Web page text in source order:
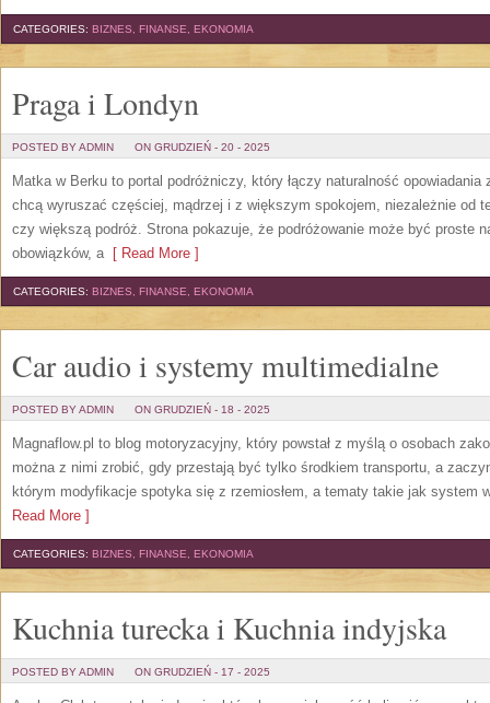
CATEGORIES: BIZNES, FINANSE, EKONOMIA
Praga i Londyn
POSTED BY ADMIN ON GRUDZIEŃ - 20 - 2025
Matka w Berku to portal podróżniczy, który łączy naturalność
chcą wyruszać częściej, mądrzej i z większym spokojem, niezależnie od
czy większą podróż. Strona pokazuje, że podróżowanie może być proste
obowiązków, a[ Read More ]
CATEGORIES: BIZNES, FINANSE, EKONOMIA
Car audio i systemy multimedialne
POSTED BY ADMIN ON GRUDZIEŃ - 18 - 2025
Magnaflow.pl to blog motoryzacyjny, który powstał z myślą o osobach
można z nimi zrobić, gdy przestają być tylko środkiem transportu, a
którym modyfikacje spotyka się z rzemiosłem, a tematy takie jak system
Read More ]
CATEGORIES: BIZNES, FINANSE, EKONOMIA
Kuchnia turecka i Kuchnia indyjska
POSTED BY ADMIN ON GRUDZIEŃ - 17 - 2025